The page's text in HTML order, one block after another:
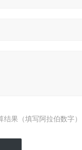
结果（填写阿拉伯数字